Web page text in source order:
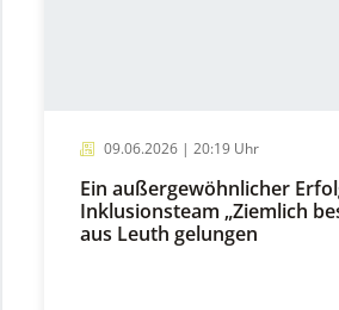
09.06.2026 | 20:19 Uhr
Ein außergewöhnlicher
Inklusionsteam „Ziemlich
aus Leuth gelungen